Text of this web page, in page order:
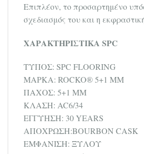
Επιπλέον, το προσαρτημένο
σχεδιασμός του και η
ΧΑΡΑΚΤΗΡΙΣΤΙΚΑ SPC
ΤΥΠΟΣ: SPC FLOORING
ΜΑΡΚΑ: ROCKO® 5+1 MM
ΠΑΧΟΣ: 5+1 MM
ΚΛΑΣΗ: AC6/34
ΕΓΓΥΗΣΗ: 30 YEARS
ΑΠΟΧΡΩΣΗ:BOURBON CASK
ΕΜΦΑΝΙΣΗ: ΞΥΛΟΥ